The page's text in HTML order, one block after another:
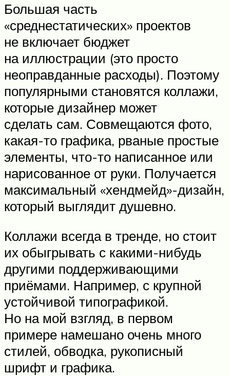
Большая часть
«среднестатических» проектов
не включает бюджет
на иллюстрации (это просто
неоправданные расходы). Поэтому
популярными становятся коллажи,
которые дизайнер может
сделать сам. Совмещаются фото,
какая-то графика, рваные простые
элементы, что-то написанное или
нарисованное от руки. Получается
максимальный «хендмейд»-дизайн,
который выглядит душевно.
Коллажи всегда в тренде, но стоит
их обыгрывать с какими-нибудь
другими поддерживающими
приёмами. Например, с крупной
устойчивой типографикой.
Но на мой взгляд, в первом
примере намешано очень много
стилей, обводка, рукописный
шрифт и графика.